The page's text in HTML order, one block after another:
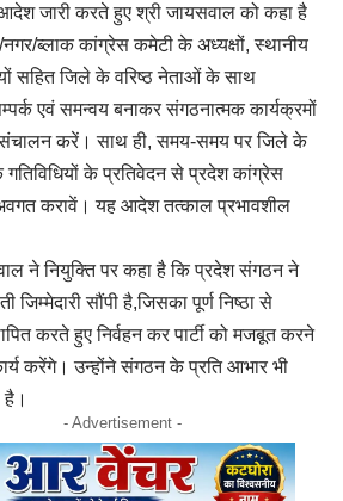
जारी करते हुए श्री जायसवाल को कहा है
ब्लाक कांग्रेस कमेटी के अध्यक्षों, स्थानीय
सहित जिले के वरिष्ठ नेताओं के साथ
एवं समन्वय बनाकर संगठनात्मक कार्यक्रमों
करें। साथ ही, समय-समय पर जिले के
गतिविधियों के प्रतिवेदन से प्रदेश कांग्रेस
करावें। यह आदेश तत्काल प्रभावशील
ने नियुक्ति पर कहा है कि प्रदेश संगठन ने
जिम्मेदारी सौंपी है,जिसका पूर्ण निष्ठा से
करते हुए निर्वहन कर पार्टी को मजबूत करने
करेंगे। उन्होंने संगठन के प्रति आभार भी
है।
- Advertisement -